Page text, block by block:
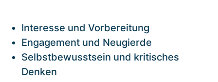
Interesse und Vorbereitung
Engagement und Neugierde
Selbstbewusstsein und kritisches
Denken